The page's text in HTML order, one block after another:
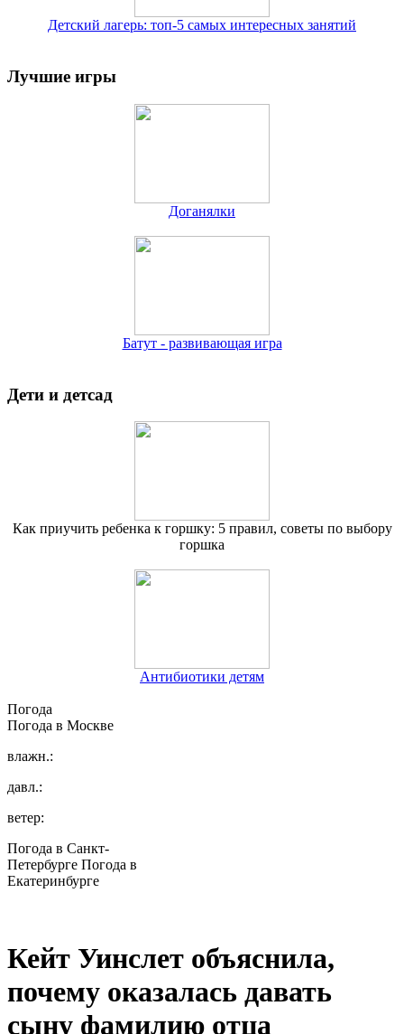
Детский лагерь: топ-5 самых интересных занятий
Лучшие игры
Доганялки
Батут - развивающая игра
Дети и детсад
Как приучить ребенка к горшку: 5 правил, советы по выбору
горшка
Антибиотики детям
Погода
Погода в Москве
влажн.:
давл.:
ветер:
Погода в Санкт-
Петербурге Погода в
Екатеринбурге
Кейт Уинслет объяснила,
почему оказалась давать
сыну фамилию отца